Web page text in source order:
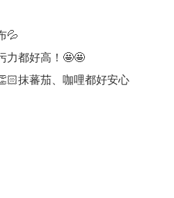
💦
力都好高！🤩🤩
抹蕃茄、咖哩都好安心